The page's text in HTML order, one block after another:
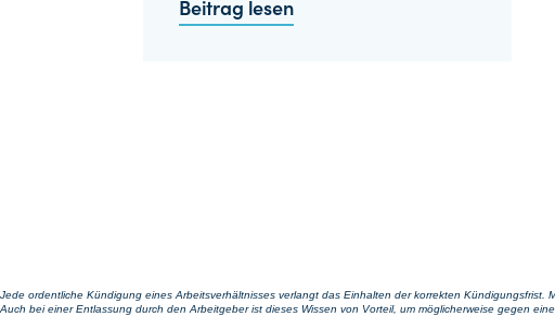
Beitrag lesen
Jede ordentliche Kündigung eines Arbeitsverhältnisses verlangt das Einhalten der korrekten
Auch bei einer Entlassung durch den Arbeitgeber ist dieses Wissen von Vorteil, um möglicherweise gegen